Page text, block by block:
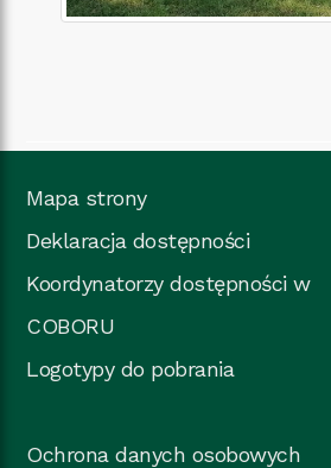
Mapa strony
Deklaracja dostępności
Koordynatorzy dostępności w
COBORU
Logotypy do pobrania
Ochrona danych osobowych